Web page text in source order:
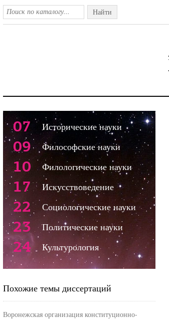
Найти
07 Исторические науки
09 Философские науки
10 Филологические науки
17 Искусствоведение
22 Социологические науки
23 Политические науки
24 Культурология
Похожие темы диссертаций
Воронежская организация конституционно-